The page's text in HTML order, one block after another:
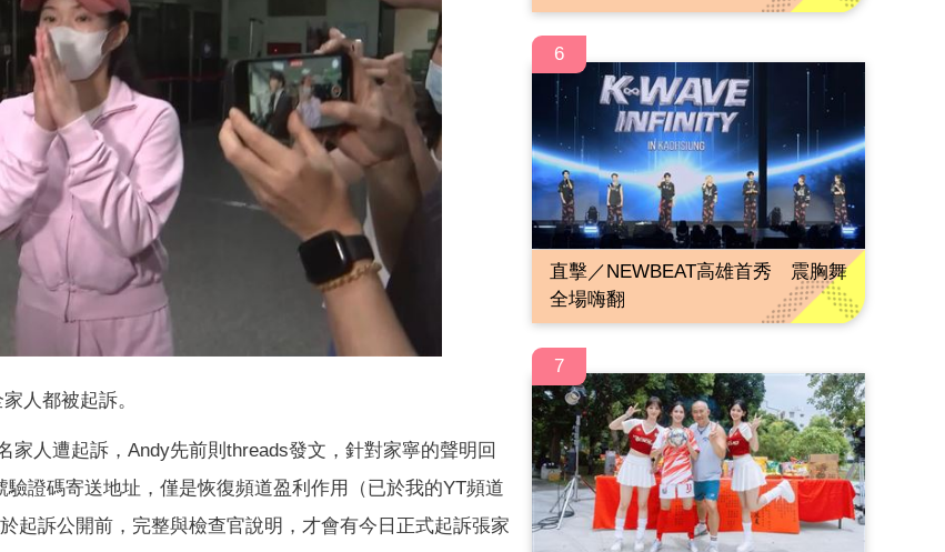
人都被起訴。
人遭起訴，Andy先前則threads發文，針對家寧的聲明回
證碼寄送地址，僅是恢復頻道盈利作用（已於我的YT頻道
起訴公開前，完整與檢查官說明，才會有今日正式起訴張家
6
直擊／NEWBEAT高雄首秀 震胸舞
全場嗨翻
7